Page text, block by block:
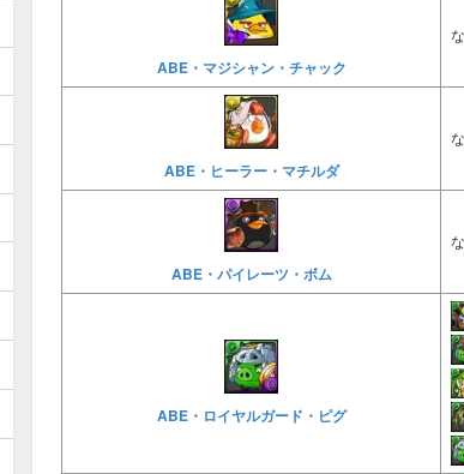
ABE・マジシャン・チャック
ABE・ヒーラー・マチルダ
ABE・パイレーツ・ボム
ABE・ロイヤルガード・ピグ